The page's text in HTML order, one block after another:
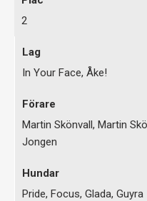
2
In Your Face, Åke!
Martin Skönvall, Martin
Jongen
Pride, Focus, Glada, Guyra